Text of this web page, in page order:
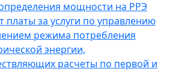
мощности на РРЭ
платы за услуги по управлению
режима потребления
энергии,
расчеты по первой и